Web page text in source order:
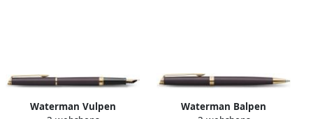
Waterman Vulpen
Waterman Balpen